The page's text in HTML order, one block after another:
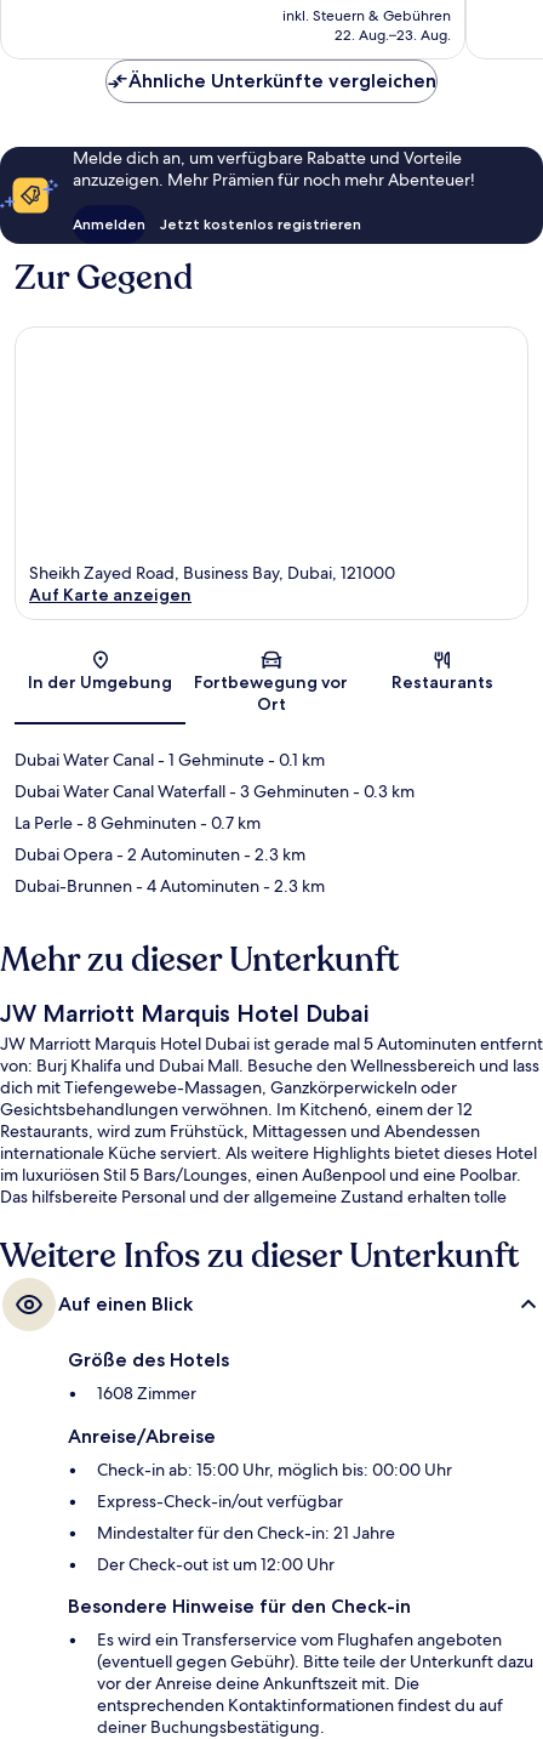
Preis
beträgt
inkl. Steuern & Gebühren
22. Aug.–23. Aug.
Ähnliche Unterkünfte vergleichen
Melde dich an, um verfügbare Rabatte und Vorteile
anzuzeigen. Mehr Prämien für noch mehr Abenteuer!
Anmelden Jetzt kostenlos registrieren
Zur Gegend
Karte
Sheikh Zayed Road, Business Bay, Dubai, 121000
Auf Karte anzeigen
In der Umgebung
Fortbewegung vor
Ort
Restaurants
Dubai Water Canal- 1 Gehminute- 0.1 km
Dubai Water Canal Waterfall- 3 Gehminuten- 0.3 km
La Perle- 8 Gehminuten- 0.7 km
Dubai Opera- 2 Autominuten- 2.3 km
Dubai-Brunnen- 4 Autominuten- 2.3 km
Mehr zu dieser Unterkunft
JW Marriott Marquis Hotel Dubai
JW Marriott Marquis Hotel Dubai ist gerade mal 5 Autominuten entfernt
von: Burj Khalifa und Dubai Mall. Besuche den Wellnessbereich und lass
dich mit Tiefengewebe-Massagen, Ganzkörperwickeln oder
Gesichtsbehandlungen verwöhnen. Im Kitchen6, einem der 12
Restaurants, wird zum Frühstück, Mittagessen und Abendessen
internationale Küche serviert. Als weitere Highlights bietet dieses Hotel
im luxuriösen Stil 5 Bars/Lounges, einen Außenpool und eine Poolbar.
Das hilfsbereite Personal und der allgemeine Zustand erhalten tolle
kurzen Fußmarsch von den öffentlichen Verkehrsmitteln entfernt: Zur
U-Bahn (U-Bahn-Station Business Bay) sind es 11 Minuten.
Weitere Infos zu dieser Unterkunft
Auf einen Blick
Größe des Hotels
1608 Zimmer
Anreise/Abreise
Check-in ab: 15:00 Uhr, möglich bis: 00:00 Uhr
Express-Check-in/out verfügbar
Mindestalter für den Check-in: 21 Jahre
Der Check-out ist um 12:00 Uhr
Besondere Hinweise für den Check-in
Es wird ein Transferservice vom Flughafen angeboten
(eventuell gegen Gebühr). Bitte teile der Unterkunft dazu
vor der Anreise deine Ankunftszeit mit. Die
entsprechenden Kontaktinformationen findest du auf
deiner Buchungsbestätigung.